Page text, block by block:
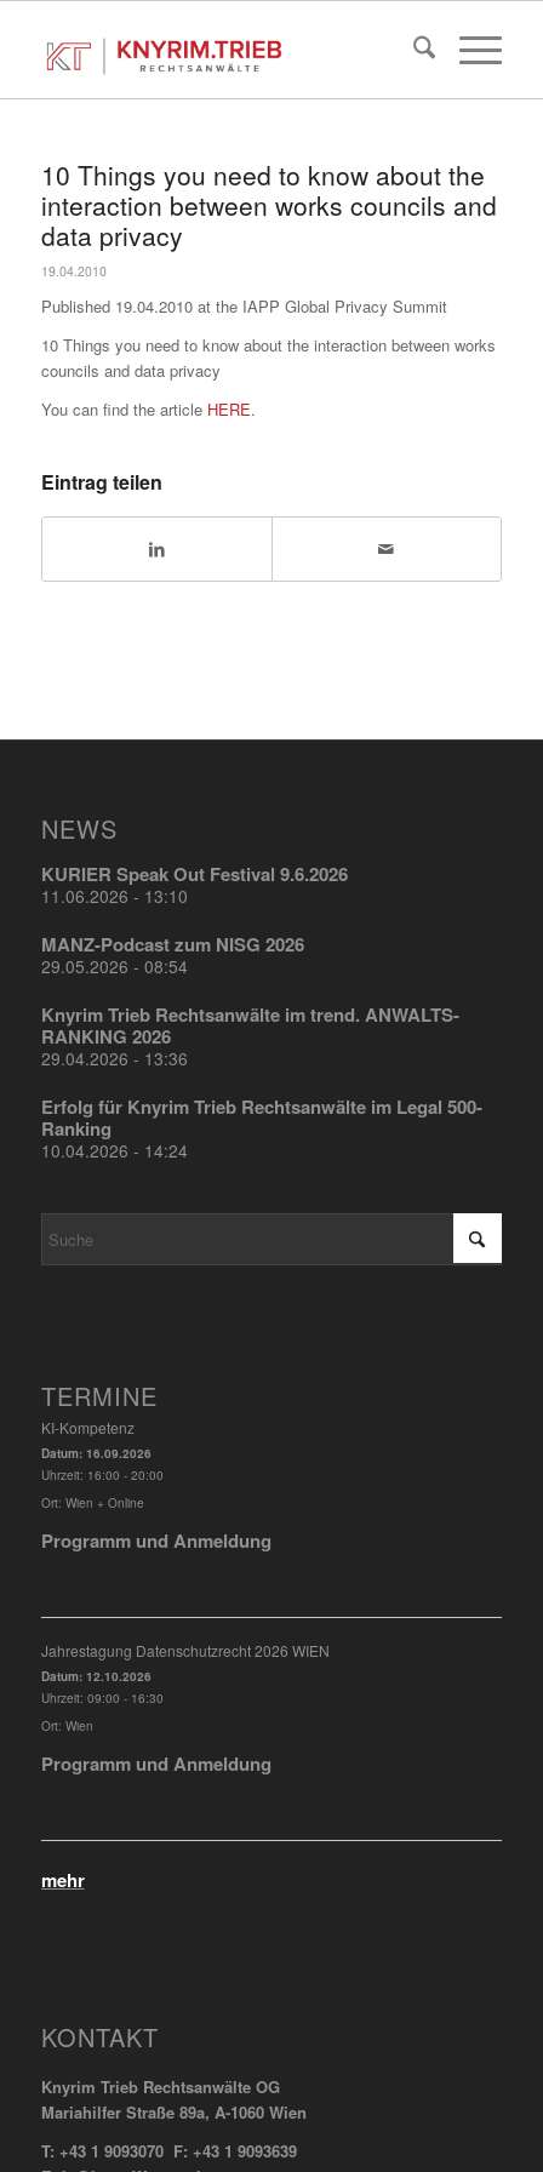
10 Things you need to know about the
interaction between works councils and
data privacy
19.04.2010
Published 19.04.2010 at the IAPP Global Privacy Summit
10 Things you need to know about the interaction between works
councils and data privacy
You can find the article HERE.
Eintrag teilen
NEWS
KURIER Speak Out Festival 9.6.2026
11.06.2026 - 13:10
MANZ-Podcast zum NISG 2026
29.05.2026 - 08:54
Knyrim Trieb Rechtsanwälte im trend. ANWALTS-
RANKING 2026
29.04.2026 - 13:36
Erfolg für Knyrim Trieb Rechtsanwälte im Legal 500-
Ranking
10.04.2026 - 14:24
TERMINE
KI-Kompetenz
Datum: 16.09.2026
Uhrzeit: 16:00 - 20:00
Ort: Wien + Online
Programm und Anmeldung
Jahrestagung Datenschutzrecht 2026 WIEN
Datum: 12.10.2026
Uhrzeit: 09:00 - 16:30
Ort: Wien
Programm und Anmeldung
mehr
KONTAKT
Knyrim Trieb Rechtsanwälte OG
Mariahilfer Straße 89a, A-1060 Wien
T: +43 1 9093070 F: +43 1 9093639